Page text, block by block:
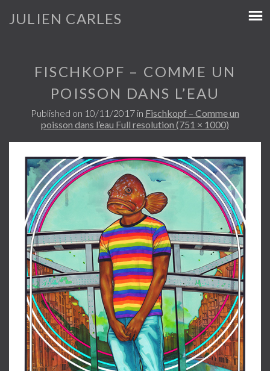
JULIEN CARLES
FISCHKOPF – COMME UN
POISSON DANS L’EAU
Published on 10/11/2017 in Fischkopf – Comme un
poisson dans l’eau Full resolution (751 × 1000)